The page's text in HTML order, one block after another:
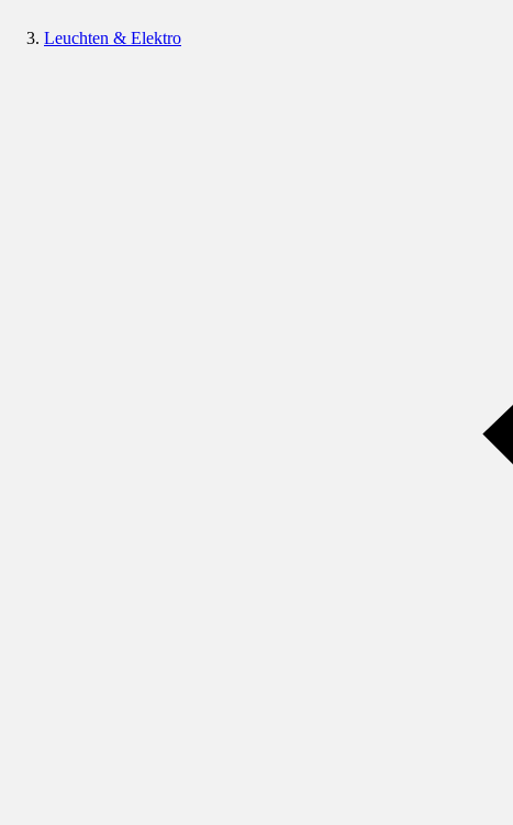
Leuchten & Elektro